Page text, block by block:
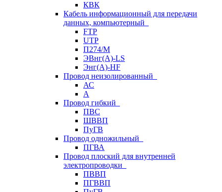
КВК
Кабель информационный для передачи
данных, компьютерный
FTP
UTP
П274/М
ЭВнг(А)-LS
Энг(А)-HF
Провод неизолированный
АС
А
Провод гибкий
ПВС
ШВВП
ПуГВ
Провод одножильный
ПГВА
Провод плоский для внутренней
электропроводки
ПВВП
ПГВВП